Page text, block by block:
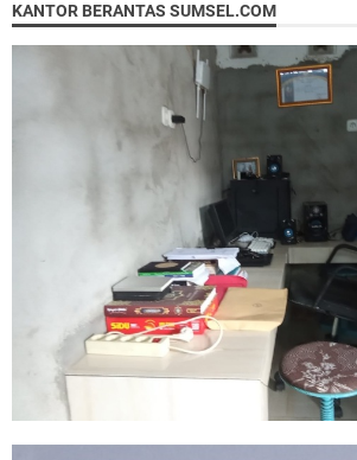
KANTOR BERANTAS SUMSEL.COM